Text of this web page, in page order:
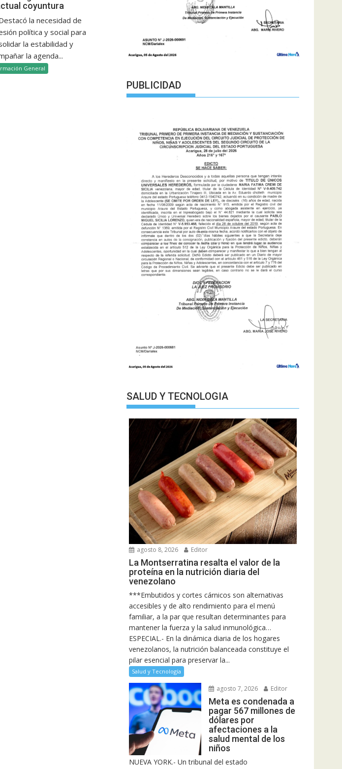
coyuntura
la necesidad de
política y social para
la estabilidad y
la agenda...
General
PUBLICIDAD
SALUD Y TECNOLOGIA
agosto 8, 2026 Editor
La Montserratina resalta el valor de la
proteína en la nutrición diaria del
venezolano
***Embutidos y cortes cárnicos son alternativas
accesibles y de alto rendimiento para el menú
familiar, a la par que resultan determinantes para
mantener la fuerza y la salud inmunológica…
ESPECIAL.- En la dinámica diaria de los hogares
venezolanos, la nutrición balanceada constituye el
pilar esencial para preservar la...
Salud y Tecnología
agosto 7, 2026 Editor
Meta es condenada a
pagar 567 millones de
dólares por
afectaciones a la
salud mental de los
niños
NUEVA YORK.- Un tribunal del estado